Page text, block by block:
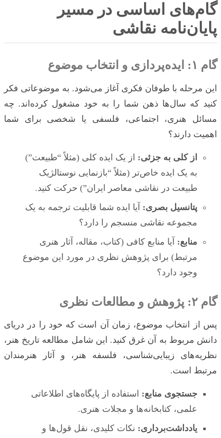
گام‌های اساسی در مسیر
پایان‌نامه نقاشی
گام ۱: ایده‌پردازی و انتخاب موضوع
این مرحله با طوفان فکری آغاز می‌شود. به موضوعاتی فکر
کنید که سال‌ها ذهن شما را به خود مشغول کرده‌اند. چه
مسائل هنری، اجتماعی، فلسفی یا شخصی برای شما
اهمیت دارند؟
از کلی به جزئی: از یک ایده کلی (مثلاً “طبیعت”)
به یک ایده خاص‌تر (مثلاً “بازنمایی نوستالژیک
طبیعت در نقاشی معاصر ایران”) حرکت کنید.
پتانسیل بصری: آیا ایده شما قابلیت ترجمه به یک
مجموعه نقاشی منسجم را دارد؟
منابع: آیا منابع کافی (کتاب، مقاله، آثار هنری
مرتبط) برای پژوهش نظری در مورد این موضوع
وجود دارد؟
گام ۲: پژوهش و مطالعات نظری
پس از انتخاب موضوع، زمان آن است که خود را در دریای
دانش مربوط به آن غرق کنید. این شامل مطالعه تاریخ هنر،
نظریه‌های زیبایی‌شناسی، فلسفه هنر، و آثار هنرمندان
مرتبط است.
جستجوی منابع: استفاده از پایگاه‌های اطلاعاتی
علمی، کتابخانه‌ها و مجلات هنری.
یادداشت‌برداری: نکات کلیدی، نقل قول‌ها و